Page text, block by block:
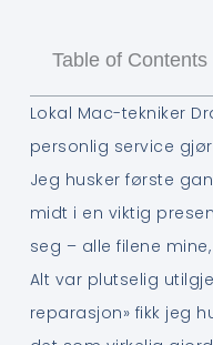
Table of Contents
Lokal Mac-tekniker
personlig service
Jeg husker første
midt i en viktig
seg – alle filene
Alt var plutselig
reparasjon» fikk jeg